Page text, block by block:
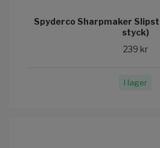
Spyderco Sharpmaker
styck)
239 kr
I lager